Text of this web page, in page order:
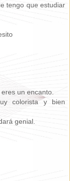
tengo que estudiar
un encanto.
colorista y bien
genial.